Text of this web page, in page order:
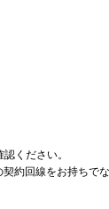
認ください。
約回線をお持ちで